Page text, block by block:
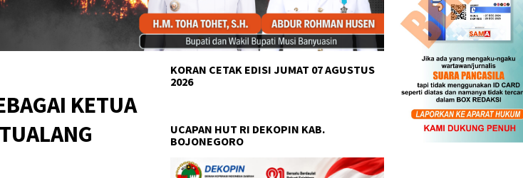
KETUA
KORAN CETAK EDISI JUMAT 07 AGUSTUS
2026
UCAPAN HUT RI DEKOPIN KAB.
BOJONEGORO